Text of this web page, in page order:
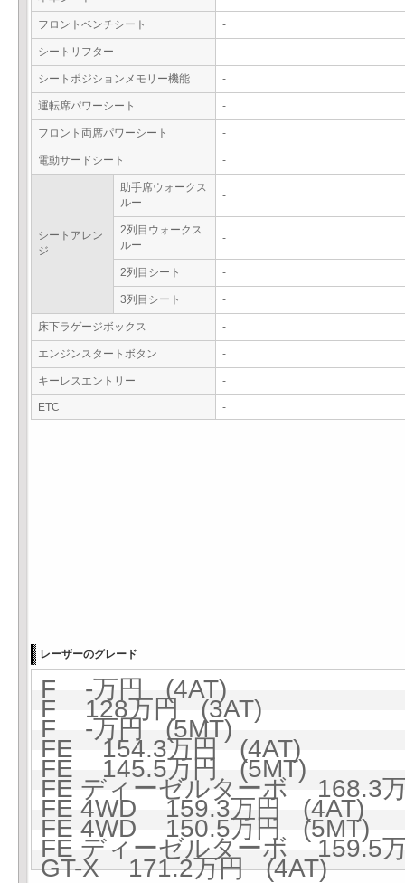
フロントベンチシート -
シートリフター -
シートポジションメモリー機能 -
運転席パワーシート -
フロント両席パワーシート -
電動サードシート -
シートアレン
ジ
助手席ウォークス
ルー
-
2列目ウォークス
ルー
-
2列目シート -
3列目シート -
床下ラゲージボックス -
エンジンスタートボタン -
キーレスエントリー -
ETC -
レーザーのグレード
F -万円 (4AT)
F 128万円 (3AT)
F -万円 (5MT)
FE 154.3万円 (4AT)
FE 145.5万円 (5MT)
FE ディーゼルターボ 168.3
FE 4WD 159.3万円 (4AT)
FE 4WD 150.5万円 (5MT)
FE ディーゼルターボ 159.5
GT-X 171.2万円 (4AT)